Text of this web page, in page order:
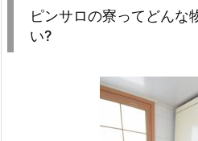
ピンサロの寮ってどんな
い?